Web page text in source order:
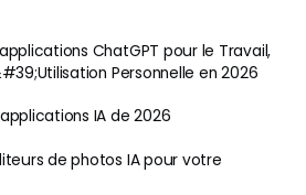
ChatGPT pour le Travail,
Personnelle en 2026
IA de 2026
de photos IA pour votre